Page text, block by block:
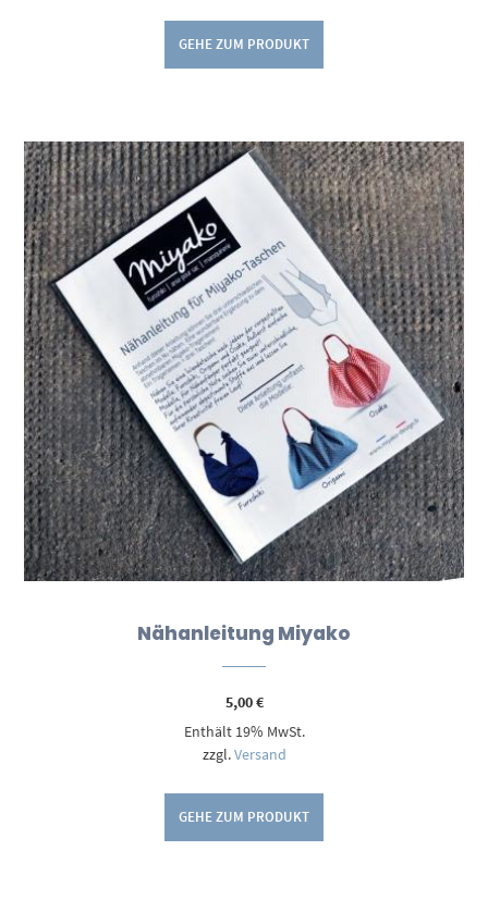
GEHE ZUM PRODUKT
Nähanleitung Miyako
5,00€
Enthält 19% MwSt.
zzgl.Versand
GEHE ZUM PRODUKT